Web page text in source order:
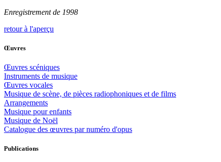
Enregistrement de 1998
retour à l'aperçu
Œuvres
Œuvres scéniques
Instruments de musique
Œuvres vocales
Musique de scène, de pièces radiophoniques et de films
Arrangements
Musique pour enfants
Musique de Noël
Catalogue des œuvres par numéro d'opus
Publications